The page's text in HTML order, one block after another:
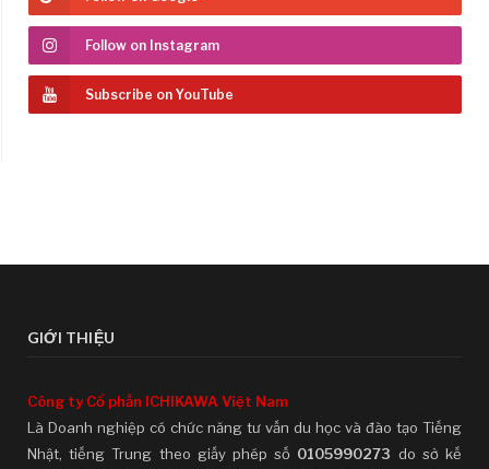
Follow on Instagram
Subscribe on YouTube
GIỚI THIỆU
Công ty Cổ phần ICHIKAWA Việt Nam
Là Doanh nghiệp có chức năng tư vấn du học và đào tạo Tiếng
Nhật, tiếng Trung theo giấy phép số 0105990273 do sở kế